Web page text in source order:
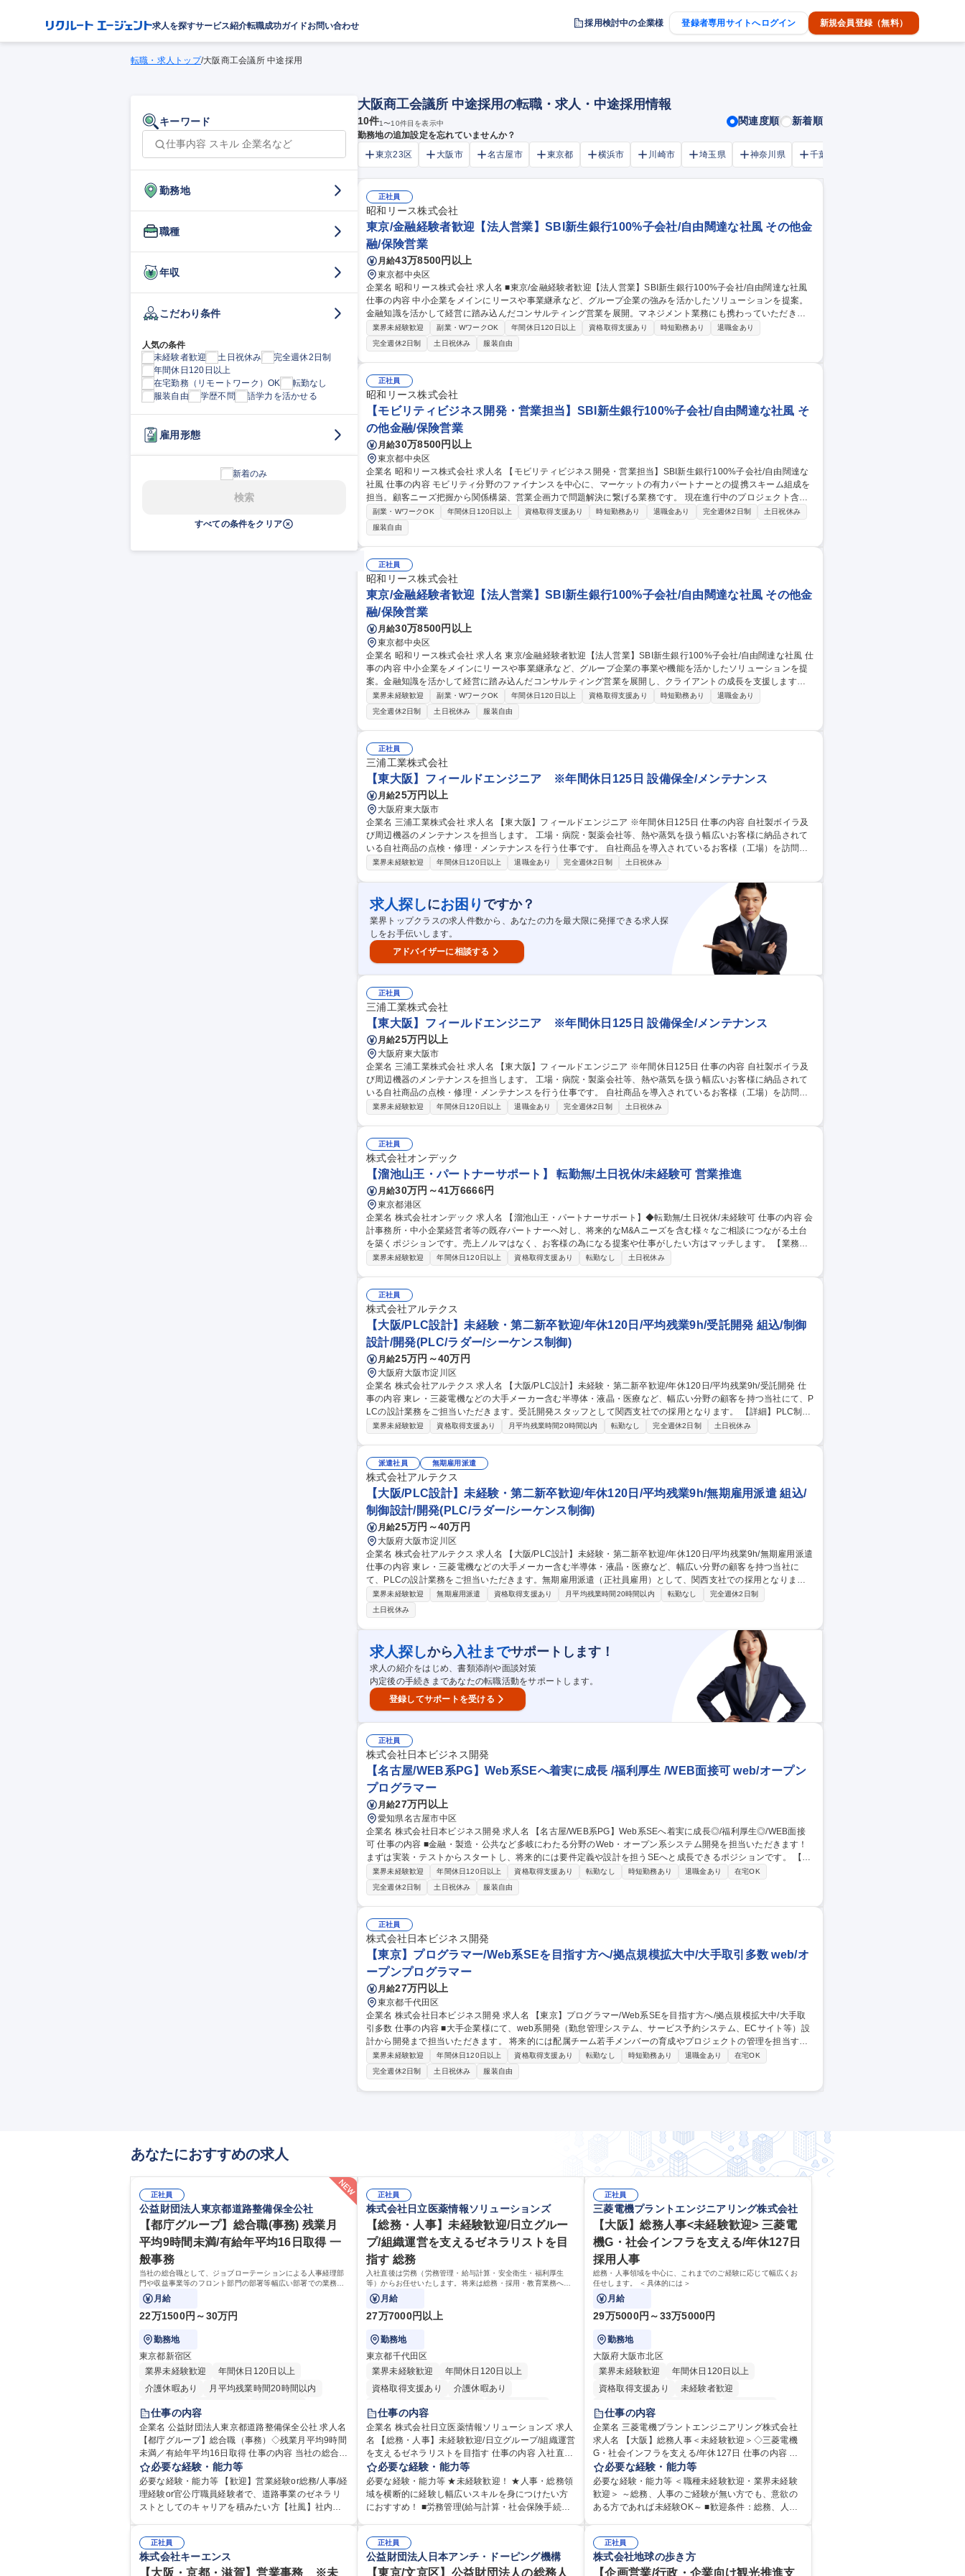
求人を探すサービス紹介転職成功ガイドお問い合わせ 採用検討中の企業様 登録者専用サイトへログイン 新規会員登録（無料）
転職・求人トップ/大阪商工会議所 中途採用
キーワード
勤務地
職種
年収
こだわり条件
人気の条件
未経験者歓迎
土日祝休み
完全週休2日制
年間休日120日以上
在宅勤務（リモートワーク）OK
転勤なし
服装自由
学歴不問 語学力を活かせる
雇用形態
新着のみ
検索
すべての条件をクリア
大阪商工会議所 中途採用の転職・求人・中途採用情報
10件1〜10件目を表示中 関連度順 新着順
勤務地の追加設定を忘れていませんか？
東京23区
大阪市 名古屋市 東京都 横浜市 川崎市 埼玉県 神奈川県 千葉市
正社員
昭和リース株式会社
東京/金融経験者歓迎【法人営業】SBI新生銀行100%子会社/自由闊達な社風 その他金
融/保険営業
月給43万8500円以上
東京都中央区
企業名 昭和リース株式会社 求人名 ■東京/金融経験者歓迎【法人営業】SBI新生銀行100%子会社/自由闊達な社風
仕事の内容 中小企業をメインにリースや事業継承など、グループ企業の強みを活かしたソリューションを提案。
金融知識を活かして経営に踏み込んだコンサルティング営業を展開。マネジメント業務にも携わっていただきま
す。 【具体的には】中小企業のお客様に対して、ITシステム、什器、機械設備などのリースのご提案や事業承
継、経営に関するコンサルティングを担当。SBIグループと連携し、次世代への事業承継や経営課題解決まで踏み
込んだ提案が可能です。担当エリアは広く、裁量を持って営業活動を行えます。組織目標から割り振られた個人
目標達成に向けてチームで協力しながら進めます。 募集職種 ■東京/金融経験者歓迎【法人営業】SBI新生銀行10
0%子会社/自由闊達な社風
業界未経験歓迎 副業・WワークOK 年間休日120日以上 資格取得支援あり 時短勤務あり
退職金あり
完全週休2日制
土日祝休み 服装自由
正社員
昭和リース株式会社
【モビリティビジネス開発・営業担当】SBI新生銀行100%子会社/自由闊達な社風 そ
の他金融/保険営業
月給30万8500円以上
東京都中央区
企業名 昭和リース株式会社 求人名 【モビリティビジネス開発・営業担当】SBI新生銀行100%子会社/自由闊達な
社風 仕事の内容 モビリティ分野のファイナンスを中心に、マーケットの有力パートナーとの提携スキーム組成を
担当。顧客ニーズ把握から関係構築、営業企画力で問題解決に繋げる業務です。 現在進行中のプロジェクト含む
個人向けオートリース事業や、物流需要やインバウンド輸送需要に対応する新領域ビジネスの開発に携わりま
す。 【具体的には】有力パートナー開拓のためのマーケティング・ターゲティング、顧客ニーズに合致した競争
力のあるモビリティ分野の商品開発・提案を行います。グループ会社・関係部署と連携し、リスク・リーガル・
オペレーション等の協議・構築も担当します。 募集職種 【モビリティビジネス開発・営業担当】SBI新生銀行10
0%子会社/自由闊達な社風
副業・WワークOK 年間休日120日以上 資格取得支援あり 時短勤務あり 退職金あり 完全週休2日制
土日祝休み
服装自由
正社員
昭和リース株式会社
東京/金融経験者歓迎【法人営業】SBI新生銀行100%子会社/自由闊達な社風 その他金
融/保険営業
月給30万8500円以上
東京都中央区
企業名 昭和リース株式会社 求人名 東京/金融経験者歓迎【法人営業】SBI新生銀行100%子会社/自由闊達な社風 仕
事の内容 中小企業をメインにリースや事業継承など、グループ企業の事業や機能を活かしたソリューションを提
案。金融知識を活かして経営に踏み込んだコンサルティング営業を展開し、クライアントの成長を支援します。
【具体的には】中小企業のお客様に対して、ITシステム、什器、機械設備などのリースのご提案や事業承継、経営
に関するコンサルティングを担当。SBIグループとも連携し、次世代への事業承継や経営課題解決まで踏み込んだ
提案が可能です。担当エリアは広く、裁量を持って営業活動を行えます。組織目標から割り振られた個人目標達
成に向けてチームで協力しながら進めます。 募集職種 東京/金融経験者歓迎【法人営業】SBI新生銀行100%子会
社/自由闊達な社風
業界未経験歓迎 副業・WワークOK 年間休日120日以上 資格取得支援あり 時短勤務あり
退職金あり
完全週休2日制
土日祝休み 服装自由
正社員
三浦工業株式会社
【東大阪】フィールドエンジニア ※年間休日125日 設備保全/メンテナンス
月給25万円以上
大阪府東大阪市
企業名 三浦工業株式会社 求人名 【東大阪】フィールドエンジニア ※年間休日125日 仕事の内容 自社製ボイラ及
び周辺機器のメンテナンスを担当します。 工場・病院・製薬会社等、熱や蒸気を扱う幅広いお客様に納品されて
いる自社商品の点検・修理・メンテナンスを行う仕事です。 自社商品を導入されているお客様（工場）を訪問
し、定期点検やトラブル発生時の修理などを担当。またお客様に役立つ提案をしながら販売も行います。※建設
ジニア ※年間休日125日
業界未経験歓迎 年間休日120日以上 退職金あり 完全週休2日制 土日祝休み
求人探しにお困り ですか？
業界トップクラスの求人件数から、あなたの力を最大限に発揮できる求人探
しをお手伝いします。
アドバイザーに相談する
正社員
三浦工業株式会社
【東大阪】フィールドエンジニア ※年間休日125日 設備保全/メンテナンス
月給25万円以上
大阪府東大阪市
企業名 三浦工業株式会社 求人名 【東大阪】フィールドエンジニア ※年間休日125日 仕事の内容 自社製ボイラ及
び周辺機器のメンテナンスを担当します。 工場・病院・製薬会社等、熱や蒸気を扱う幅広いお客様に納品されて
いる自社商品の点検・修理・メンテナンスを行う仕事です。 自社商品を導入されているお客様（工場）を訪問
し、定期点検やトラブル発生時の修理などを担当。またお客様に役立つ提案をしながら販売も行います。※建設
ジニア ※年間休日125日
業界未経験歓迎 年間休日120日以上 退職金あり 完全週休2日制 土日祝休み
正社員
株式会社オンデック
【溜池山王・パートナーサポート】 転勤無/土日祝休/未経験可 営業推進
月給30万円～41万6666円
東京都港区
企業名 株式会社オンデック 求人名 【溜池山王・パートナーサポート】◆転勤無/土日祝休/未経験可 仕事の内容 会
計事務所・中小企業経営者等の既存パートナーへ対し、将来的なM&Aニーズを含む様々なご相談につながる土台
を築くポジションです。売上ノルマはなく、お客様の為になる提案や仕事がしたい方はマッチします。 【業務詳
細】■会計事務所、士業、中小企業経営者への定期訪問■事業承継・経営課題・将来構想のヒアリング■譲渡意向や
籍している本ポジションの強化を図るための増員採用です。 募集職種 【溜池山王・パートナーサポート】◆転勤
無/土日祝休/未経験可
業界未経験歓迎 年間休日120日以上 資格取得支援あり 転勤なし 土日祝休み
正社員
株式会社アルテクス
【大阪/PLC設計】未経験・第二新卒歓迎/年休120日/平均残業9h/受託開発 組込/制御
設計/開発(PLC/ラダー/シーケンス制御)
月給25万円～40万円
大阪府大阪市淀川区
企業名 株式会社アルテクス 求人名 【大阪/PLC設計】未経験・第二新卒歓迎/年休120日/平均残業9h/受託開発 仕
事の内容 東レ・三菱電機などの大手メーカー含む半導体・液晶・医療など、幅広い分野の顧客を持つ当社にて、P
LCの設計業務をご担当いただきます。受託開発スタッフとして関西支社での採用となります。 【詳細】PLC制御
（ソフトPLC）HMI制御設計 スタンドアローン、セーフティ、二重化制御設計 等。社内設計～国内・現地調整、
ションエンジニアリング株式会社、三菱電機株式会社 募集職種 【大阪/PLC設計】未経験・第二新卒歓迎/年休120
日/平均残業9h/受託開発
業界未経験歓迎 資格取得支援あり 月平均残業時間20時間以内 転勤なし 完全週休2日制 土日祝休み
派遣社員 無期雇用派遣
株式会社アルテクス
【大阪/PLC設計】未経験・第二新卒歓迎/年休120日/平均残業9h/無期雇用派遣 組込/
制御設計/開発(PLC/ラダー/シーケンス制御)
月給25万円～40万円
大阪府大阪市淀川区
企業名 株式会社アルテクス 求人名 【大阪/PLC設計】未経験・第二新卒歓迎/年休120日/平均残業9h/無期雇用派遣
仕事の内容 東レ・三菱電機などの大手メーカー含む半導体・液晶・医療など、幅広い分野の顧客を持つ当社に
て、PLCの設計業務をご担当いただきます。無期雇用派遣（正社員雇用）として、関西支社での採用となりま
す。 【詳細】PLC制御（ソフトPLC）HMI制御設計 スタンドアローン、セーフティ、二重化制御設計 等。社内設
計～国内・現地調整、現場での顧客対応、若手社員への教育も担当して頂きます。※国内・海外出張あり 【取扱P
LC】三菱・オムロン・キーエンス・Rockwell・Siemens 等 【主要取引先】東レエンジニアリング株式会社、パ
ナソニックプロダクションエンジニアリング株式会社、三菱電機株式会社 募集職種 【大阪/PLC設計】未経験・第
二新卒歓迎/年休120日/平均残業9h/無期雇用派遣
業界未経験歓迎 無期雇用派遣 資格取得支援あり 月平均残業時間20時間以内 転勤なし
完全週休2日制
土日祝休み
求人探しから 入社までサポートします！
求人の紹介をはじめ、書類添削や面談対策
内定後の手続きまであなたの転職活動をサポートします。
登録してサポートを受ける
正社員
株式会社日本ビジネス開発
【名古屋/WEB系PG】Web系SEへ着実に成長 /福利厚生 /WEB面接可 web/オープン
プログラマー
月給27万円以上
愛知県名古屋市中区
企業名 株式会社日本ビジネス開発 求人名 【名古屋/WEB系PG】Web系SEへ着実に成長◎/福利厚生◎/WEB面接
可 仕事の内容 ■金融・製造・公共など多岐にわたる分野のWeb・オープン系システム開発を担当いただきます！
まずは実装・テストからスタートし、将来的には要件定義や設計を担うSEへと成長できるポジションです。 【仕
事の魅力】多様なプロジェクトで技術を磨きながら、上流工程への挑戦が可能。資格取得支援や先輩の丁寧な指
導により、着実にSEとしてのスキルを身につけられます。 ■エンドユーザーが見え、大変やりがいのある仕事で
す。 【開発技術(参考)】 言語：Java/C#/Ruby/PHP/Python/JavaScript/.net等 OS：Windows/Unix/Linux等 DB：
Oracle/SQL等 募集職種 【名古屋/WEB系PG】Web系SEへ着実に成長◎/福利厚生◎/WEB面接可
業界未経験歓迎 年間休日120日以上 資格取得支援あり 転勤なし 時短勤務あり 退職金あり
在宅OK
完全週休2日制
土日祝休み 服装自由
正社員
株式会社日本ビジネス開発
【東京】プログラマー/Web系SEを目指す方へ/拠点規模拡大中/大手取引多数 web/オ
ープンプログラマー
月給27万円以上
東京都千代田区
企業名 株式会社日本ビジネス開発 求人名 【東京】プログラマー/Web系SEを目指す方へ/拠点規模拡大中/大手取
引多数 仕事の内容 ■大手企業様にて、web系開発（勤怠管理システム、サービス予約システム、ECサイト等）設
計から開発まで担当いただきます。 将来的には配属チーム若手メンバーの育成やプロジェクトの管理を担当する
など、事業部のリーダーとなって頂けることを期待しています。 ■エンドユーザーが見え、大変やりがいのある仕
事です。 【開発技術(参考)】 言語：Java/C#/Ruby/PHP/Python/JavaScript/.net等 OS：Windows/Unix/Linux等 D
B：Oracle/SQL等 募集職種 【東京】プログラマー/Web系SEを目指す方へ/拠点規模拡大中/大手取引多数
業界未経験歓迎 年間休日120日以上 資格取得支援あり 転勤なし 時短勤務あり 退職金あり
在宅OK
完全週休2日制
土日祝休み 服装自由
あなたにおすすめの求人
正社員
公益財団法人東京都道路整備保全公社
【都庁グループ】総合職(事務) 残業月
平均9時間未満/有給年平均16日取得 一
般事務
当社の総合職として、ジョブローテーションによる人事経理部
門や収益事業等のフロント部門の部署等幅広い部署での業務を
お任せいたします。研修制度やキャリア支援が充実しておりま
す！ ※下記業務詳細
月給
22万1500円～30万円
勤務地
東京都新宿区
業界未経験歓迎
年間休日120日以上
介護休暇あり
月平均残業時間20時間以内
転勤なし
住宅手当あり
研修あり
退職金あり
賞与あり
完全週休2日制
交通費支給
駅近5分以内
資格取得手当あり
食事補助あり
仕事の内容
企業名 公益財団法人東京都道路整備保全公社 求人名
【都庁グループ】総合職（事務）◇残業月平均9時間
未満／有給年平均16日取得 仕事の内容 当社の総合職
として、ジョブローテーションによる人事経理部門
や収益事業等のフロント部門の部署等幅広い部署で
の業務をお任せいたします。研修制度やキャリア支
援が充実しております！ ※下記業務詳細 【業務詳
運営、新宿駅西口広場の「イベントコーナー」など
の管理運営 ■道路部門：整備の急がれる骨格幹線道路
や木造住宅密集地域の特定整備路線の用地取得、道
必要な経験・能力等
必要な経験・能力等 【歓迎】営業経験or総務/人事/経
理経験or官公庁職員経験者で、道路事業のゼネラリ
ストとしてのキャリアを積みたい方【社風】社内関
携われる：総合職（事務）では、駐車場の管理運営
や道路用地の取得、公益財団法人の中枢を担う管理
部門など多岐に渡る業務を経験できます。 ■様々なプ
正社員
株式会社日立医薬情報ソリューションズ
【総務・人事】未経験歓迎/日立グルー
プ/組織運営を支えるゼネラリストを目
指す 総務
入社直後は労務（労務管理・給与計算・安全衛生・福利厚生
等）からお任せいたします。将来は総務・採用・教育業務へ守
備範囲を広げ、組織運営を支えるゼネラリストをめざせます。
月給
27万7000円以上
勤務地
東京都千代田区
業界未経験歓迎
年間休日120日以上
資格取得支援あり
介護休暇あり
月平均残業時間20時間以内
住宅手当あり
時短勤務あり
退職金あり
在宅OK
賞与あり 育休あり
完全週休2日制
交通費支給
土日祝休み 寮・社宅あり
仕事の内容
企業名 株式会社日立医薬情報ソリューションズ 求人
名 【総務・人事】未経験歓迎/日立グループ/組織運営
を支えるゼネラリストを目指す 仕事の内容 入社直後
は労務（労務管理・給与計算・安全衛生・福利厚生
等）からお任せいたします。将来は総務・採用・教
育業務へ守備範囲を広げ、組織運営を支えるゼネラ
リストをめざせます。 ・初期業務：労働時間管理、
て、休職者管理など、幅広く経験を積んでいただき
ます。 ・将来的な広がり：総務・採用・教育・税務
対応・経営企画等。 ★メンバーがマンツーマンで丁
必要な経験・能力等
必要な経験・能力等 ★未経験歓迎！ ★人事・総務領
域を横断的に経験し幅広いスキルを身につけたい方
におすすめ！ ■労務管理(給与計算・社会保険手続
ームで仕事を推進できる方■将来はマネジメント職と
して活躍したい 【尚可】■人事、労務、採用、教育業
務のご経験 ■労務管理（給与計算・社会保険手続き・
正社員
三菱電機プラントエンジニアリング株式会社
【大阪】総務人事<未経験歓迎> 三菱電
機G・社会インフラを支える/年休127日
採用人事
総務・人事領域を中心に、これまでのご経験に応じて幅広くお
任せします。 ＜具体的には＞
月給
29万5000円～33万5000円
勤務地
大阪府大阪市北区
業界未経験歓迎
年間休日120日以上
資格取得支援あり
未経験者歓迎
住宅手当あり
退職金あり
在宅OK
賞与あり
完全週休2日制
交通費支給
駅近5分以内
土日祝休み
服装自由
寮・社宅あり
食事補助あり
仕事の内容
企業名 三菱電機プラントエンジニアリング株式会社
求人名 【大阪】総務人事＜未経験歓迎＞◇三菱電機
G・社会インフラを支える/年休127日 仕事の内容 総
務・人事領域を中心に、これまでのご経験に応じて
幅広くお任せします。 ＜具体的には＞ ・総務/人事労
務（給与・社保・勤怠管理など） ・採用・教育研修
・福利厚生運用 など ※基本的には事務所勤務です
当業務を持ちつつ、お互いに助け合いながら、総務
部という組織として協力しながら進める体制です。
募集職種 【大阪】総務人事＜未経験歓迎＞◇三菱電
必要な経験・能力等
必要な経験・能力等 ＜職種未経験歓迎・業界未経験
歓迎＞ ～総務、人事のご経験が無い方でも、意欲の
ある方であれば未経験OK～ ■歓迎条件：総務、人事
い、業務を円滑に遂行できる協調性やコミュニケー
ション能力を持っている方 ・人事総務領域に興味が
ありゼネラリスト志向をお持ちの方 学歴・資格 学
正社員
株式会社キーエンス
【大阪・京都・滋賀】営業事務 ※未
正社員
公益財団法人日本アンチ・ドーピング機構
【東京/文京区】公益財団法人の総務人
正社員
株式会社地球の歩き方
【企画営業/行政・企業向け観光推進支